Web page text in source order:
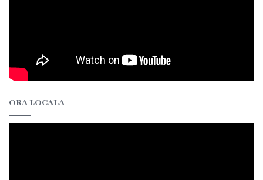
Situații
Excepționale
a
Republicii
ORA LOCALA